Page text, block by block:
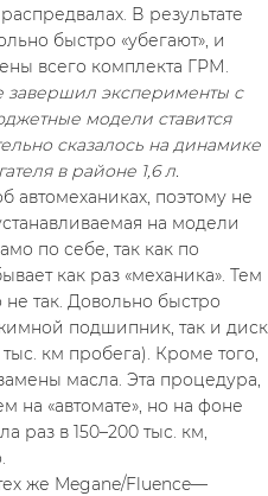
В результате
быстро «убегают», и
всего комплекта ГРМ.
модели ставится
сказалось на динамике
в районе 1,6 л.
автомеханиках, поэтому не
на модели
по себе, так как по
как раз «механика». Тем
так. Довольно быстро
подшипник, так и диск
км пробега). Кроме того,
масла. Эта процедура,
на «автомате», но на фоне
в 150–200 тыс. км,
же Megane/Fluence—